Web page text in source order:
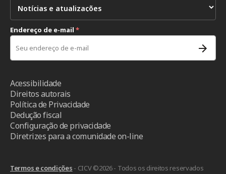
Endereço de e-mail *
Acessibilidade
Direitos autorais
Política de Privacidade
Dedução fiscal
Configuração de privacidade
Diretrizes para a comunidade on-line
Termos e condições - CICV ©2026 - Todos os direitos reservados